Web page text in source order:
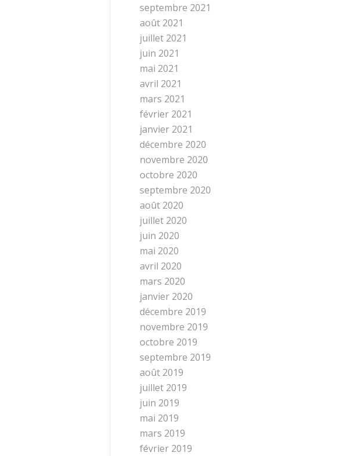
septembre 2021
août 2021
juillet 2021
juin 2021
mai 2021
avril 2021
mars 2021
février 2021
janvier 2021
décembre 2020
novembre 2020
octobre 2020
septembre 2020
août 2020
juillet 2020
juin 2020
mai 2020
avril 2020
mars 2020
janvier 2020
décembre 2019
novembre 2019
octobre 2019
septembre 2019
août 2019
juillet 2019
juin 2019
mai 2019
mars 2019
février 2019